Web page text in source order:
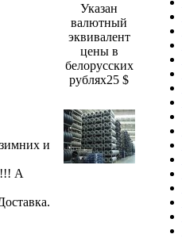
Указан
валютный
эквивалент
цены в
белорусских
рублях25 $
и
А